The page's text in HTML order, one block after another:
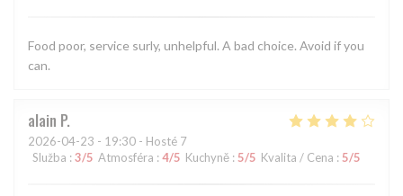
Food poor, service surly, unhelpful. A bad choice. Avoid if you
can.
alain P
2026-04-23 - 19:30 - Hosté 7
Služba : 3/5 Atmosféra : 4/5 Kuchyně : 5/5 Kvalita / Cena : 5/5